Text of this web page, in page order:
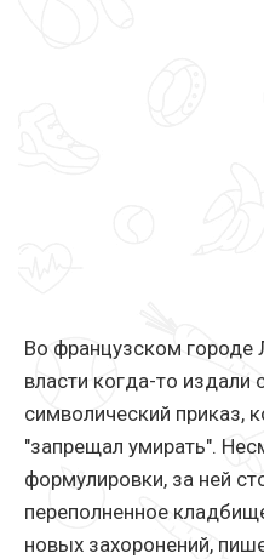
Во французском
власти когда-то издали
символический приказ,
"запрещал умирать".
формулировки, за ней
переполненное
новых захоронений,